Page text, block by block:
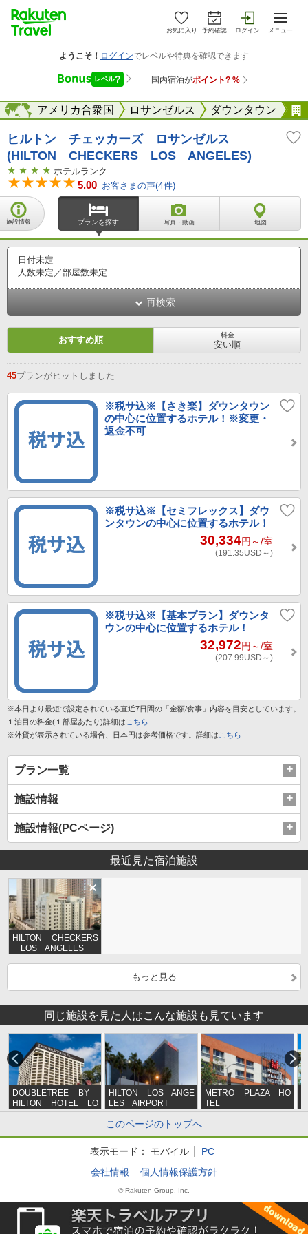
お気に入り 予約確認 ログイン メニュー
北米 アメリカ合衆国 ロサンゼルス ダウンタウン
海外
ヒルトン チェッカーズ ロサンゼルス
(HILTON CHECKERS LOS ANGELES)
ホテルランク
5.00 お客さまの声(4件)
施設情報 プランを探す 写真・動画 地図
日付未定
人数未定／部屋数未定
再検索
おすすめ順 料金
安い順
45プランがヒットしました
※税サ込※【さき楽】ダウンタウン
の中心に位置するホテル！※変更・
返金不可
※税サ込※【セミフレックス】ダウ
ンタウンの中心に位置するホテル！
30,334円～/室
(191.35USD～)
※税サ込※【基本プラン】ダウンタ
ウンの中心に位置するホテル！
32,972円～/室
(207.99USD～)
※本日より最短で設定されている直近7日間の「金額/食事」内容を目安としています。
１泊目の料金(１部屋あたり)詳細は こちら
※外貨が表示されている場合、日本円は参考価格です。詳細は こちら
プラン一覧
施設情報
施設情報(PCページ)
最近見た宿泊施設
HILTON CHECKERS
LOS ANGELES
もっと見る
同じ施設を見た人はこんな施設も見ています
DOUBLETREE BY
HILTON HOTEL LO
S ANGELES DOW
HILTON LOS ANGE
LES AIRPORT
METRO PLAZA HO
TEL
このページのトップへ
表示モード： モバイル
PC
会社情報
個人情報保護方針
© Rakuten Group, Inc.